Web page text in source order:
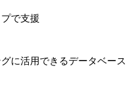
で支援
に活用できるデータベース